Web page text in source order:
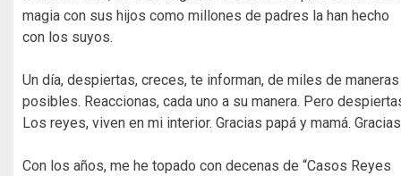
magia con sus hijos como millones de padres la han hecho
con los suyos.
Un día, despiertas, creces, te informan, de miles de maneras
posibles. Reaccionas, cada uno a su manera. Pero
Los reyes, viven en mi interior. Gracias papá y mamá.
Con los años, me he topado con decenas de “Casos Reyes